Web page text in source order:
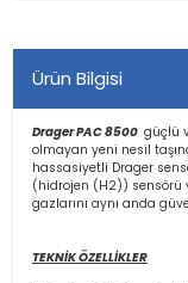
Ürün Bilgisi
Drager PAC 8500 güçlü
olmayan yeni nesil
hassasiyetli Drager
(hidrojen (H2)) sensörü
gazlarını aynı anda
TEKNİK ÖZELLİKLER